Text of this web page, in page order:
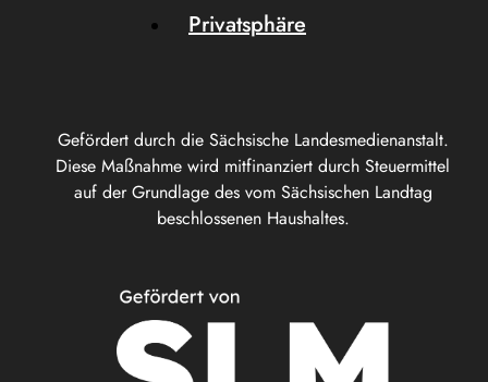
Gefördert durch die Sächsische Landesmedienanstalt.
Diese Maßnahme wird mitfinanziert durch Steuermittel
auf der Grundlage des vom Sächsischen Landtag
beschlossenen Haushaltes.
Privatsphäre